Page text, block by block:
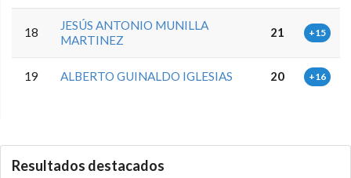
18
JESÚS ANTONIO MUNILLA
MARTINEZ
21 +15
19 ALBERTO GUINALDO IGLESIAS 20 +16
Resultados destacados